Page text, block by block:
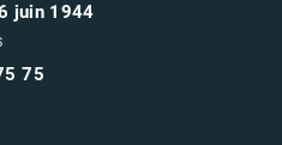
juin 1944
75